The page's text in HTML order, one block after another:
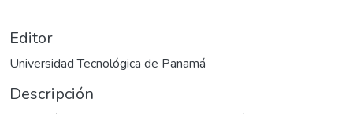
Editor
Universidad Tecnológica de Panamá
Descripción